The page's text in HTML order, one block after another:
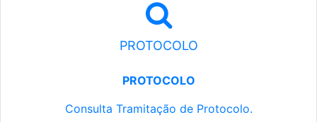
PROTOCOLO
PROTOCOLO
Consulta Tramitação de Protocolo.